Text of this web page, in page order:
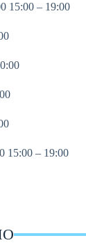
15:00 – 19:00
15:00 – 19:00